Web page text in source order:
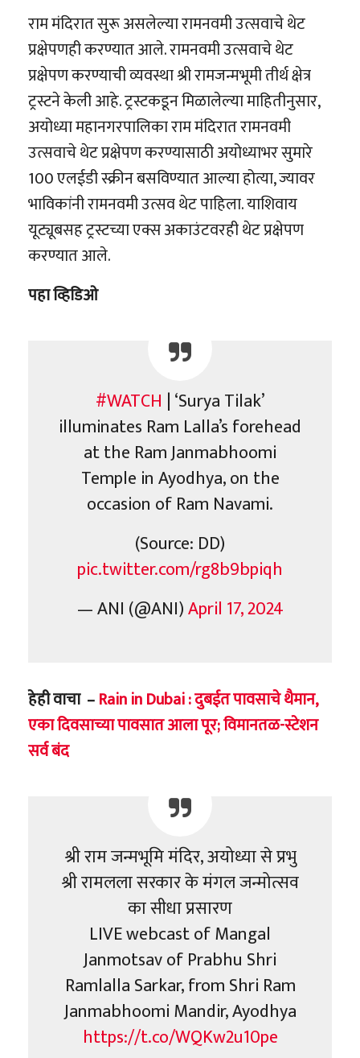
राम मंदिरात सुरू असलेल्या रामनवमी उत्सवाचे थेट
प्रक्षेपणही करण्यात आले. रामनवमी उत्सवाचे थेट
प्रक्षेपण करण्याची व्यवस्था श्री रामजन्मभूमी तीर्थ क्षेत्र
ट्रस्टने केली आहे. ट्रस्टकडून मिळालेल्या माहितीनुसार,
अयोध्या महानगरपालिका राम मंदिरात रामनवमी
उत्सवाचे थेट प्रक्षेपण करण्यासाठी अयोध्याभर सुमारे
100 एलईडी स्क्रीन बसविण्यात आल्या होत्या, ज्यावर
भाविकांनी रामनवमी उत्सव थेट पाहिला. याशिवाय
यूट्यूबसह ट्रस्टच्या एक्स अकाउंटवरही थेट प्रक्षेपण
करण्यात आले.
पहा व्हिडिओ
#WATCH | ‘Surya Tilak’
illuminates Ram Lalla’s forehead
at the Ram Janmabhoomi
Temple in Ayodhya, on the
occasion of Ram Navami.
(Source: DD)
pic.twitter.com/rg8b9bpiqh
— ANI (@ANI)April 17, 2024
हेही वाचा –Rain in Dubai : दुबईत पावसाचे थैमान,
एका दिवसाच्या पावसात आला पूर; विमानतळ-स्टेशन
सर्व बंद
श्री राम जन्मभूमि मंदिर, अयोध्या से प्रभु
श्री रामलला सरकार के मंगल जन्मोत्सव
का सीधा प्रसारण
LIVE webcast of Mangal
Janmotsav of Prabhu Shri
Ramlalla Sarkar, from Shri Ram
Janmabhoomi Mandir, Ayodhya
https://t.co/WQKw2u10pe